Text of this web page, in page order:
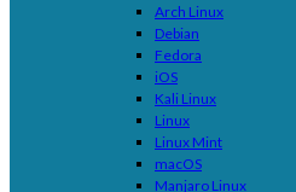
Arch Linux
Debian
Fedora
iOS
Kali Linux
Linux
Linux Mint
macOS
Manjaro Linux